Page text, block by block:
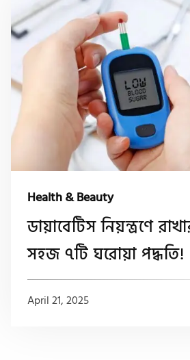
Health & Beauty
ডায়াবেটিস নিয়ন্ত্রণে
সহজ ৭টি ঘরোয়া পদ্ধতি!
April 21, 2025